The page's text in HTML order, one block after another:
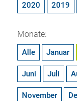
2020 2019
Monate:
Alle Januar
Juni Juli
November